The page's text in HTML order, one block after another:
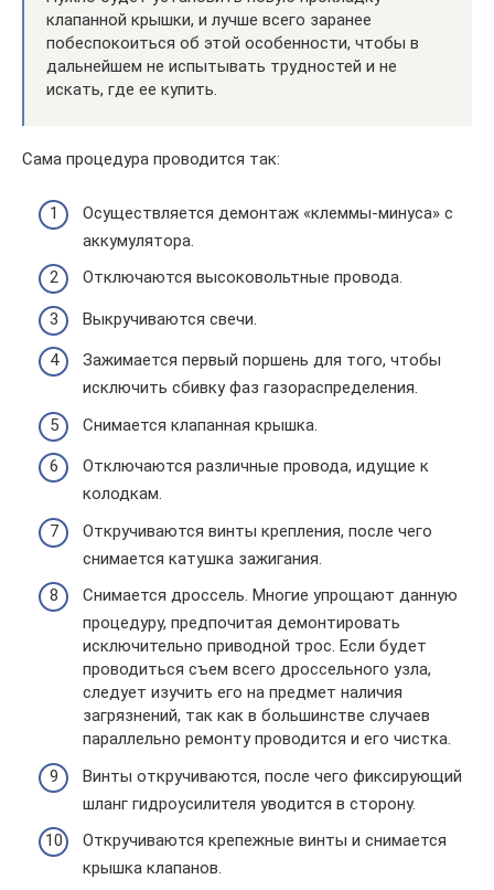
клапанной крышки, и лучше всего заранее
побеспокоиться об этой особенности, чтобы в
дальнейшем не испытывать трудностей и не
искать, где ее купить.
Сама процедура проводится так:
Осуществляется демонтаж «клеммы-минуса» с
аккумулятора.
Отключаются высоковольтные провода.
Выкручиваются свечи.
Зажимается первый поршень для того, чтобы
исключить сбивку фаз газораспределения.
Снимается клапанная крышка.
Отключаются различные провода, идущие к
колодкам.
Откручиваются винты крепления, после чего
снимается катушка зажигания.
Снимается дроссель. Многие упрощают данную
процедуру, предпочитая демонтировать
исключительно приводной трос. Если будет
проводиться съем всего дроссельного узла,
следует изучить его на предмет наличия
загрязнений, так как в большинстве случаев
параллельно ремонту проводится и его чистка.
Винты откручиваются, после чего фиксирующий
шланг гидроусилителя уводится в сторону.
Откручиваются крепежные винты и снимается
крышка клапанов.